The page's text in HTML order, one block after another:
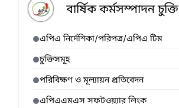
বার্ষিক কর্মসম্পাদন চুক্তি
এপিএ নির্দেশিকা/পরিপত্র/এপিএ টিম
চুক্তিসমূহ
পরিবিক্ষণ ও মূল্যায়ন প্রতিবেদন
এপিএএমএস সফটওয়্যার লিংক